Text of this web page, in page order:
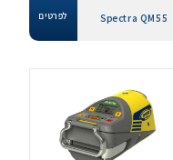
Spectra QM55 לפרטים